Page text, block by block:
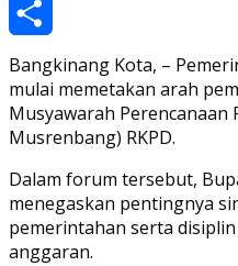
Copy
Link
Share
Bangkinang Kota, –
mulai memetakan arah
Musyawarah Perencanaan
Musrenbang) RKPD.
Dalam forum tersebut,
menegaskan pentingnya
pemerintahan serta
anggaran.